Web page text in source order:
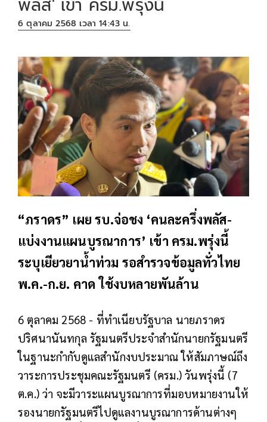
6 ตุลาคม 2568 เวลา 14:43 น.
“ภราดร” เผย รบ.จ่อชง ‘คนละครึ่งพลัส-
แบ่งงานแผนบูรณาการ’ เข้า ครม.พรุ่งนี้
ระบุเยียวยาน้ำท่วม รอสำรวจข้อมูลทั่วไทย
พ.ค.-ก.ย. คาด ใช้งบหลายพันล้าน
6 ตุลาคม 2568 - ที่ทำเนียบรัฐบาล นายภราดร
ปริศนานันทกุล รัฐมนตรีประจำสำนักนายกรัฐมนตรี
ในฐานะกำกับดูแลสำนักงบประมาณ ให้สัมภาษณ์ถึง
วาระการประชุมคณะรัฐมนตรี (ครม.) วันพรุ่งนี้ (7
ต.ค.) ว่า จะมีวาระแผนบูรณาการที่มอบหมายงานให้
รองนายกรัฐมนตรีไปดูแลงานบูรณาการด้านต่างๆ